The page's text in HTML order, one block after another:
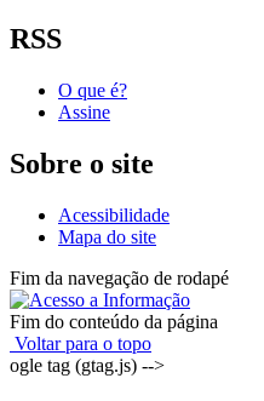
RSS
O que é?
Assine
Sobre o site
Acessibilidade
Mapa do site
Fim da navegação de rodapé
Fim do conteúdo da página
Voltar para o topo
ogle tag (gtag.js) -->